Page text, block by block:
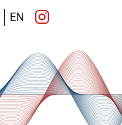
EN